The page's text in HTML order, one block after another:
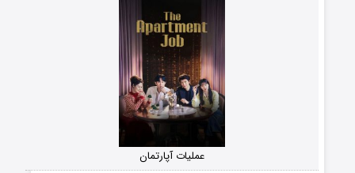
عملیات آپارتمان